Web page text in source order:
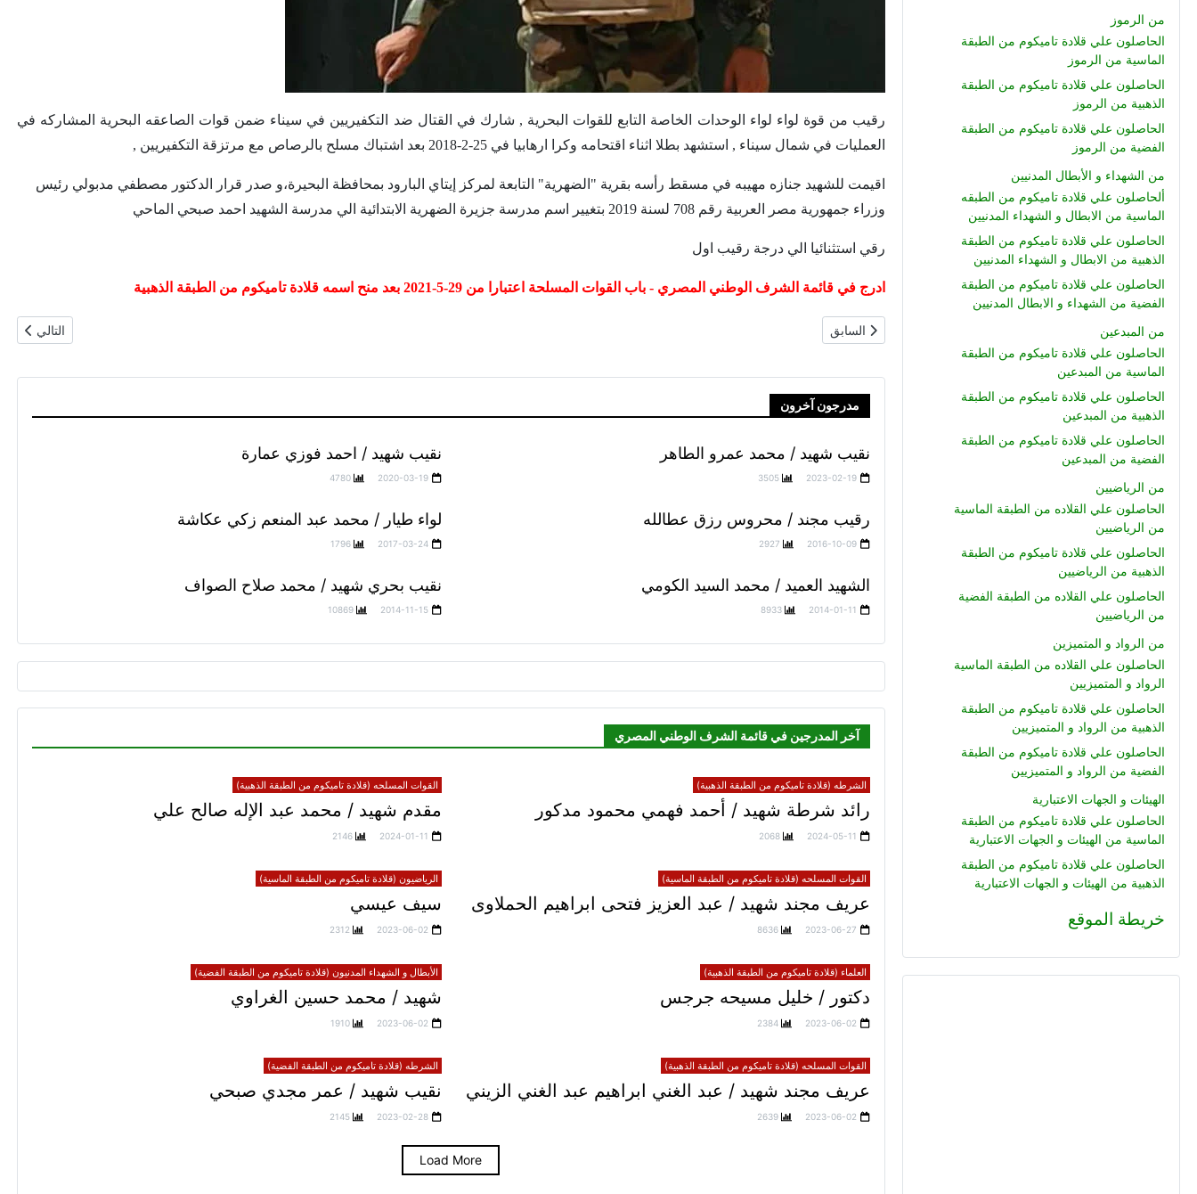
من الرموز
الحاصلون علي قلادة تاميكوم من الطبقة
الماسية من الرموز
الحاصلون علي قلادة تاميكوم من الطبقة
الذهبية من الرموز
الحاصلون علي قلادة تاميكوم من الطبقة
الفضية من الرموز
من الشهداء و الأبطال المدنيين
ألحاصلون علي قلادة تاميكوم من الطبقه
الماسية من الابطال و الشهداء المدنيين
الحاصلون علي قلادة تاميكوم من الطبقة
الذهبية من الابطال و الشهداء المدنيين
الحاصلون علي قلادة تاميكوم من الطبقة
الفضية من الشهداء و الابطال المدنيين
من المبدعين
الحاصلون علي قلادة تاميكوم من الطبقة
الماسية من المبدعين
الحاصلون علي قلادة تاميكوم من الطبقة
الذهبية من المبدعين
الحاصلون علي قلادة تاميكوم من الطبقة
الفضية من المبدعين
من الرياضيين
الحاصلون علي القلاده من الطبقة الماسية
من الرياضيين
الحاصلون علي قلادة تاميكوم من الطبقة
الذهبية من الرياضيين
الحاصلون علي القلاده من الطبقة الفضية
من الرياضيين
من الرواد و المتميزين
الحاصلون علي القلاده من الطبقة الماسية
الرواد و المتميزيين
الحاصلون علي قلادة تاميكوم من الطبقة
الذهبية من الرواد و المتميزيين
الحاصلون علي قلادة تاميكوم من الطبقة
الفضية من الرواد و المتميزيين
الهيئات و الجهات الاعتبارية
الحاصلون علي قلادة تاميكوم من الطبقة
الماسية من الهيئات و الجهات الاعتبارية
الحاصلون علي قلادة تاميكوم من الطبقة
الذهبية من الهيئات و الجهات الاعتبارية
خريطة الموقع
رقيب من قوة لواء لواء الوحدات الخاصة التابع للقوات البحرية , شارك في القتال ضد التكفيريين في سيناء ضمن قوات الصاعقه البحرية المشاركه في
العمليات في شمال سيناء , استشهد بطلا اثناء اقتحامه وكرا ارهابيا في 25-2-2018 بعد اشتباك مسلح بالرصاص مع مرتزقة التكفيريين ,
اقيمت للشهيد جنازه مهيبه في مسقط رأسه بقرية "الضهرية" التابعة لمركز إيتاي البارود بمحافظة البحيرة،و صدر قرار الدكتور مصطفي مدبولي رئيس
وزراء جمهورية مصر العربية رقم 708 لسنة 2019 بتغيير اسم مدرسة جزيرة الضهرية الابتدائية الي مدرسة الشهيد احمد صبحي الماحي
رقي استثنائيا الي درجة رقيب اول
ادرج في قائمة الشرف الوطني المصري - باب القوات المسلحة اعتبارا من 29-5-2021 بعد منح اسمه قلادة تاميكوم من الطبقة الذهبية
المقال السابق: رائد طيار شهيد / مدحت مليجي
السابق المقال
التالي
مدرجون آخرون
نقيب شهيد / محمد عمرو الطاهر
2023-02-19
3505
نقيب شهيد / احمد فوزي عمارة
2020-03-19
4780
رقيب مجند / محروس رزق عطالله
2016-10-09
2927
لواء طيار / محمد عبد المنعم زكي عكاشة
2017-03-24
1796
الشهيد العميد / محمد السيد الكومي
2014-01-11
8933
نقيب بحري شهيد / محمد صلاح الصواف
2014-11-15
10869
آخر المدرجين في قائمة الشرف الوطني المصري
الشرطه (قلادة تاميكوم من الطبقة الذهبية)
رائد شرطة شهيد / أحمد فهمي محمود مدكور
2024-05-11
2068
القوات المسلحه (قلادة تاميكوم من الطبقة الذهبية)
مقدم شهيد / محمد عبد الإله صالح علي
2024-01-11
2146
القوات المسلحه (قلادة تاميكوم من الطبقة الماسية)
عريف مجند شهيد / عبد العزيز فتحى ابراهيم الحملاوى
2023-06-27
8636
الرياضيون (قلادة تاميكوم من الطبقة الماسية)
سيف عيسي
2023-06-02
2312
العلماء (قلادة تاميكوم من الطبقة الذهبية)
دكتور / خليل مسيحه جرجس
2023-06-02
2384
الأبطال و الشهداء المدنيون (قلادة تاميكوم من الطبقة الفضية)
شهيد / محمد حسين الغراوي
2023-06-02
1910
القوات المسلحه (قلادة تاميكوم من الطبقة الذهبية)
عريف مجند شهيد / عبد الغني ابراهيم عبد الغني الزيني
2023-06-02
2639
الشرطه (قلادة تاميكوم من الطبقة الفضية)
نقيب شهيد / عمر مجدي صبحي
2023-02-28
2145
Load More